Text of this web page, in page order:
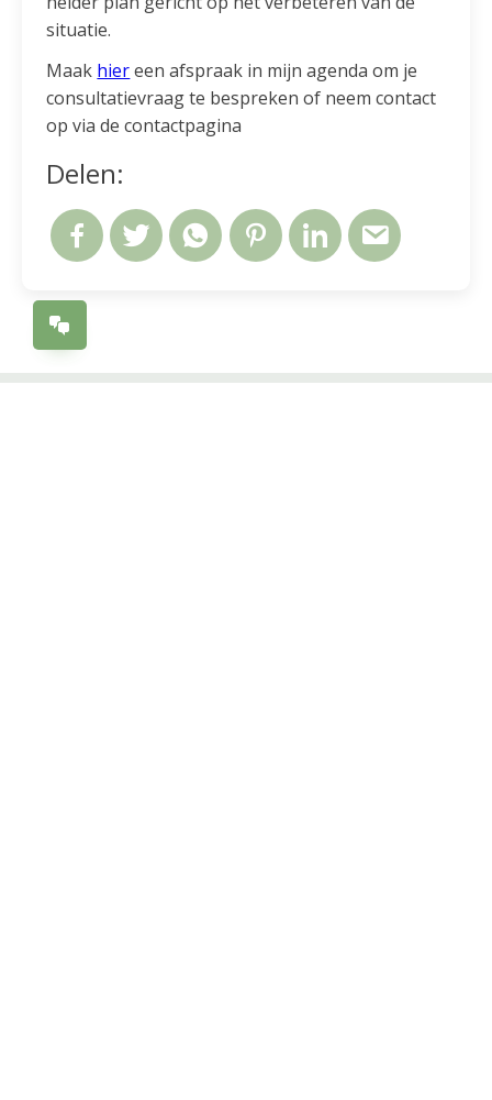
situatie.
Maak hiereen afspraak in mijn agenda om je
consultatievraag te bespreken of neem contact
op via de contactpagina
Delen: